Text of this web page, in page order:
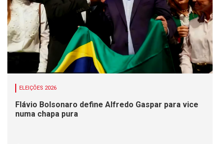
ELEIÇÕES 2026
Flávio Bolsonaro define Alfredo Gaspar para vice
numa chapa pura